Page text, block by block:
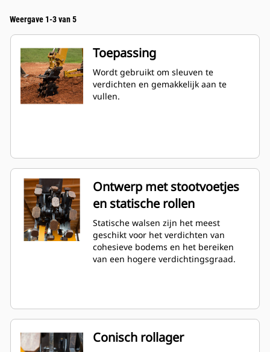
Weergave 1-3 van 5
Toepassing
Wordt gebruikt om sleuven te
verdichten en gemakkelijk aan te
vullen.
Ontwerp met stootvoetjes
en statische rollen
Statische walsen zijn het meest
geschikt voor het verdichten van
cohesieve bodems en het bereiken
van een hogere verdichtingsgraad.
Conisch rollager